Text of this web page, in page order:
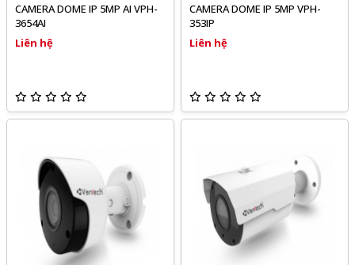
CAMERA DOME IP 5MP AI VPH-
3654AI
Liên hệ
CAMERA DOME IP 5MP VPH-
353IP
Liên hệ